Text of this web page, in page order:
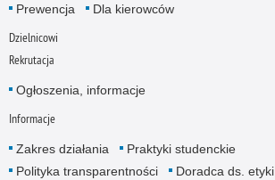
Prewencja
Dla kierowców
Dzielnicowi
Rekrutacja
Ogłoszenia, informacje
Informacje
Zakres działania
Praktyki studenckie
Polityka transparentności
Doradca ds. etyki